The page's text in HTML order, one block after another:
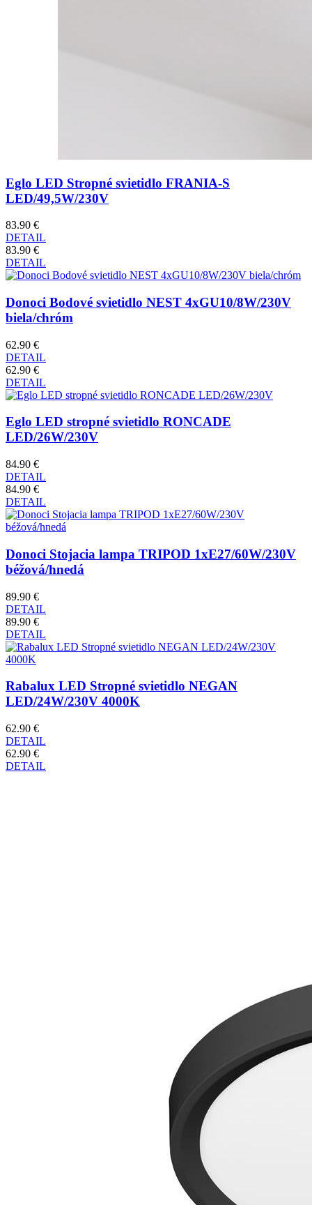
Eglo LED Stropné svietidlo FRANIA-S
LED/49,5W/230V
83.90 €
DETAIL
83.90 €
DETAIL
Donoci Bodové svietidlo NEST 4xGU10/8W/230V
biela/chróm
62.90 €
DETAIL
62.90 €
DETAIL
Eglo LED stropné svietidlo RONCADE
LED/26W/230V
84.90 €
DETAIL
84.90 €
DETAIL
Donoci Stojacia lampa TRIPOD 1xE27/60W/230V
béžová/hnedá
89.90 €
DETAIL
89.90 €
DETAIL
Rabalux LED Stropné svietidlo NEGAN
LED/24W/230V 4000K
62.90 €
DETAIL
62.90 €
DETAIL